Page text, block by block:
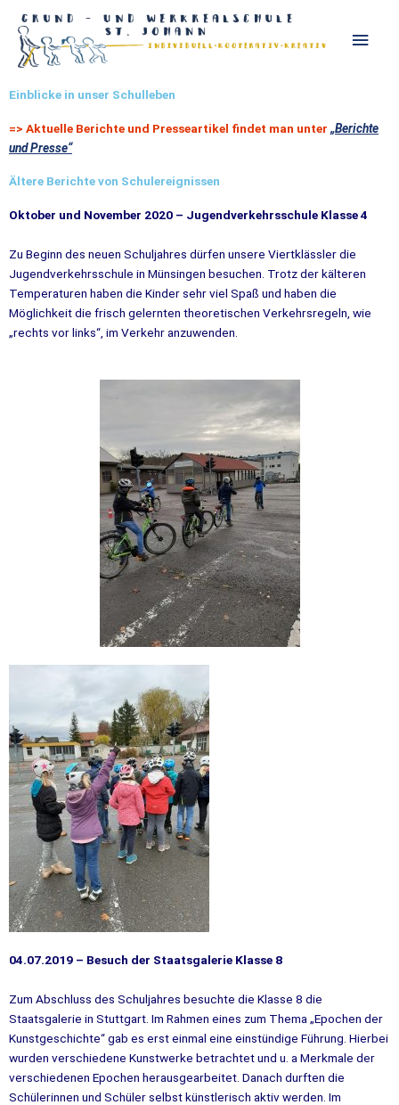
Inhalt
springen
Einblicke in unser Schulleben
=> Aktuelle Berichte und Presseartikel findet man unter „Berichte
und Presse“
Ältere Berichte von Schulereignissen
Oktober und November 2020 – Jugendverkehrsschule Klasse 4
Zu Beginn des neuen Schuljahres dürfen unsere Viertklässler die
Jugendverkehrsschule in Münsingen besuchen. Trotz der kälteren
Temperaturen haben die Kinder sehr viel Spaß und haben die
Möglichkeit die frisch gelernten theoretischen Verkehrsregeln, wie
„rechts vor links“, im Verkehr anzuwenden.
04.07.2019 – Besuch der Staatsgalerie Klasse 8
Zum Abschluss des Schuljahres besuchte die Klasse 8 die
Staatsgalerie in Stuttgart. Im Rahmen eines zum Thema „Epochen der
Kunstgeschichte“ gab es erst einmal eine einstündige Führung. Hierbei
wurden verschiedene Kunstwerke betrachtet und u. a Merkmale der
verschiedenen Epochen herausgearbeitet. Danach durften die
Schülerinnen und Schüler selbst künstlerisch aktiv werden. Im